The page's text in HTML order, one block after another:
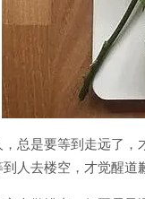
总是要等到走远了
人去楼空，才觉醒道